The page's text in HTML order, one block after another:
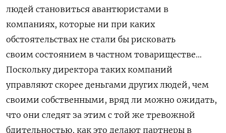
людей становиться авантюристами в
компаниях, которые ни при каких
обстоятельствах не стали бы рисковать
своим состоянием в частном товариществе…
Поскольку директора таких компаний
управляют скорее деньгами других людей, чем
своими собственными, вряд ли можно ожидать,
что они следят за этим с той же тревожной
бдительностью, как это делают партнеры в